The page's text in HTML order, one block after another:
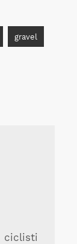
gravel
ciclisti